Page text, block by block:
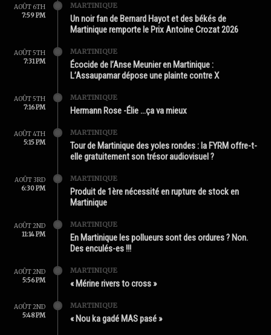
AOÛT 6TH
7:59 PM
MARTINIQUE
Un noir fan de Bernard Hayot et des békés de
Martinique remporte le Prix Antoine Crozat 2026
AOÛT 5TH
7:31 PM
MARTINIQUE
Écocide de l’Anse Meunier en Martinique :
L’Assaupamar dépose une plainte contre X
AOÛT 5TH
7:16 PM
MARTINIQUE
Hermann Rose -Élie …ça va mieux
AOÛT 4TH
5:15 PM
MARTINIQUE
Tour de Martinique des yoles rondes : la FYRM offre-t-
elle gratuitement son trésor audiovisuel ?
AOÛT 3RD
6:30 PM
MARTINIQUE
Produit de 1ère nécessité en rupture de stock en
Martinique
AOÛT 2ND
11:14 PM
MARTINIQUE
En Martinique les pollueurs sont des ordures ? Non.
Des enculés-es !!!
AOÛT 2ND
5:56 PM
MARTINIQUE
« Mérine rivers to cross »
AOÛT 2ND
5:48 PM
MARTINIQUE
« Nou ka gadé MAS pasé »